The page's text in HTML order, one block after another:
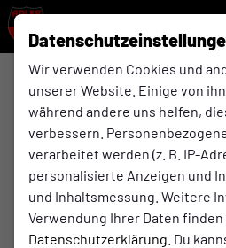
Wir verwenden Cookies und
unserer Website. Einige von
während andere uns helfen,
verbessern.
verarbeitet werden (z. B. IP-
personalisierte Anzeigen und
und Inhaltsmessung. Weitere
Verwendung Ihrer Daten
Datenschutzerklärung . Du
ü32
Übersicht Kader